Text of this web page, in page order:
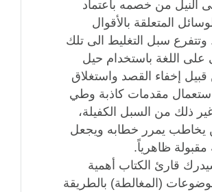
النيل من خصمه باعتماد
المتعلقة بالأقوال
وتتفرع سبل التغليط الى تلك
على اللغة باستخدام حيل
إخفاء القصد واستغلاق
واستعمال مقدمات كاذبة وطي
ذلك من السبل الكفيلة،
يخاطب يمرر خطابه ويجعل
ظاهرياً.
قارئ الكتاب أهمية
(المغالطة) بالطريقة